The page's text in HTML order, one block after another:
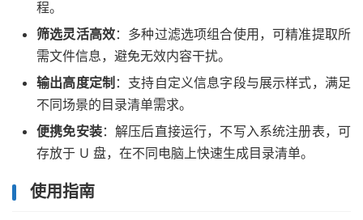
程。
筛选灵活高效：多种过滤选项组合使用，可精准提取所
需文件信息，避免无效内容干扰。
输出高度定制 ：支持自定义信息字段与展示样式，满足
不同场景的目录清单需求。
便携免安装：解压后直接运行，不写入系统注册表，可
存放于 U 盘，在不同电脑上快速生成目录清单。
使用指南